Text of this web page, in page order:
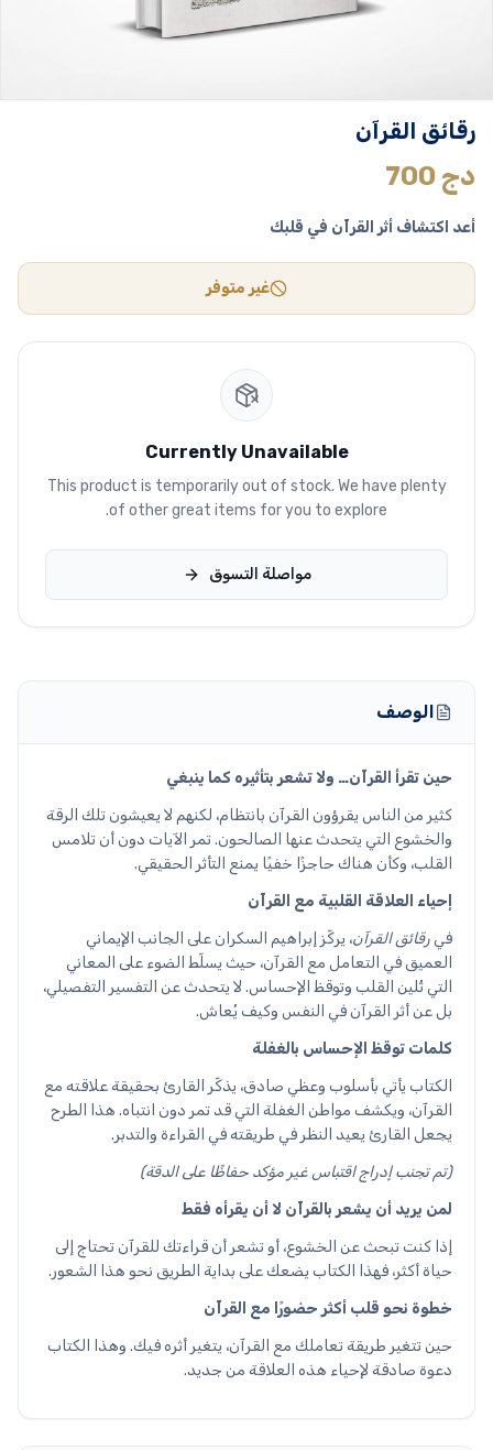
رقائق القرآن
700 دج
أعد اكتشاف أثر القرآن في قلبك
غير متوفر
Currently Unavailable
This product is temporarily out of stock. We have plenty
of other great items for you to explore.
مواصلة التسوق
الوصف
حين تقرأ القرآن… ولا تشعر بتأثيره كما ينبغي
كثير من الناس يقرؤون القرآن بانتظام، لكنهم لا يعيشون تلك الرقة
والخشوع التي يتحدث عنها الصالحون. تمر الآيات دون أن تلامس
القلب، وكأن هناك حاجزًا خفيًا يمنع التأثر الحقيقي.
إحياء العلاقة القلبية مع القرآن
في رقائق القرآن، يركّز إبراهيم السكران على الجانب الإيماني
العميق في التعامل مع القرآن، حيث يسلّط الضوء على المعاني
التي تُلين القلب وتوقظ الإحساس. لا يتحدث عن التفسير التفصيلي،
بل عن أثر القرآن في النفس وكيف يُعاش.
كلمات توقظ الإحساس بالغفلة
الكتاب يأتي بأسلوب وعظي صادق، يذكّر القارئ بحقيقة علاقته مع
القرآن، ويكشف مواطن الغفلة التي قد تمر دون انتباه. هذا الطرح
يجعل القارئ يعيد النظر في طريقته في القراءة والتدبر.
(تم تجنب إدراج اقتباس غير مؤكد حفاظًا على الدقة)
لمن يريد أن يشعر بالقرآن لا أن يقرأه فقط
إذا كنت تبحث عن الخشوع، أو تشعر أن قراءتك للقرآن تحتاج إلى
حياة أكثر، فهذا الكتاب يضعك على بداية الطريق نحو هذا الشعور.
خطوة نحو قلب أكثر حضورًا مع القرآن
حين تتغير طريقة تعاملك مع القرآن، يتغير أثره فيك. وهذا الكتاب
دعوة صادقة لإحياء هذه العلاقة من جديد.